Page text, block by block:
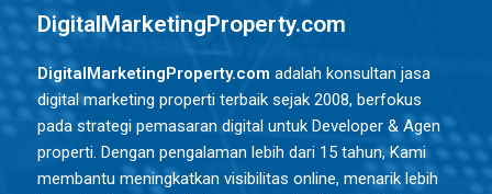
DigitalMarketingProperty.com
DigitalMarketingProperty.com adalah konsultan jasa
digital marketing properti terbaik sejak 2008, berfokus
pada strategi pemasaran digital untuk Developer & Agen
properti. Dengan pengalaman lebih dari 15 tahun, Kami
membantu meningkatkan visibilitas online, menarik lebih